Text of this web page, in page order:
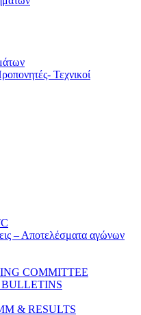
Τεχνικοί
– Αποτελέσματα αγώνων
COMMITTEE
& RESULTS